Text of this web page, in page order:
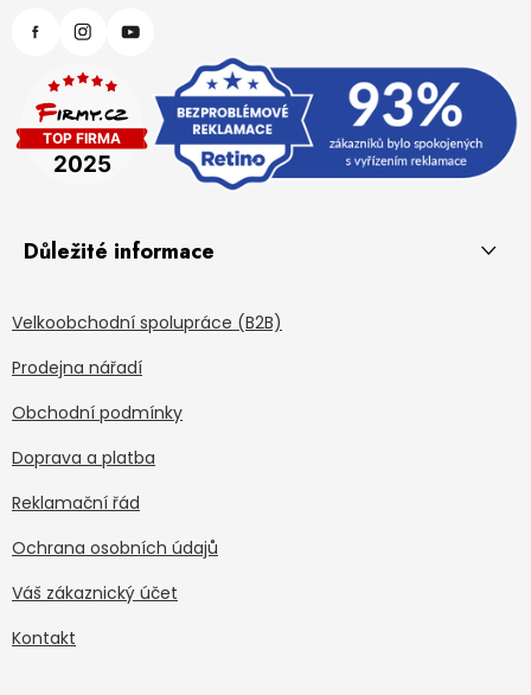
Důležité informace
Velkoobchodní spolupráce (B2B)
Prodejna nářadí
Obchodní podmínky
Doprava a platba
Reklamační řád
Ochrana osobních údajů
Váš zákaznický účet
Kontakt